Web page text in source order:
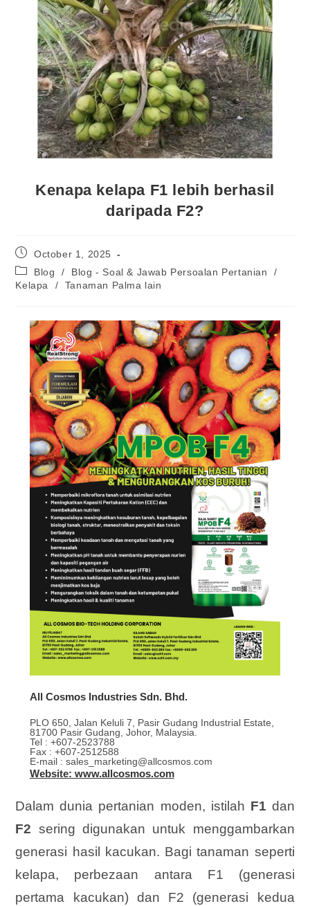
Kenapa kelapa F1 lebih berhasil
daripada F2?
October 1, 2025
Blog
/ Blog - Soal & Jawab Persoalan Pertanian
/
Kelapa
/ Tanaman Palma lain
All Cosmos Industries Sdn. Bhd.
PLO 650, Jalan Keluli 7, Pasir Gudang Industrial Estate,
81700 Pasir Gudang, Johor, Malaysia.
Tel : +607-2523788
Fax : +607-2512588
E-mail : sales_marketing@allcosmos.com
Website: www.allcosmos.com
Dalam dunia pertanian moden, istilah F1 dan
F2 sering digunakan untuk menggambarkan
generasi hasil kacukan. Bagi tanaman seperti
kelapa, perbezaan antara F1 (generasi
pertama kacukan) dan F2 (generasi kedua